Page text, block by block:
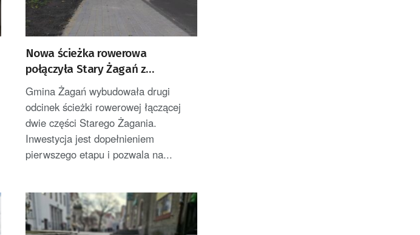
Nowa ścieżka rowerowa
połączyła Stary Żagań z
Żaganówkiem
Gmina Żagań wybudowała drugi
odcinek ścieżki rowerowej łączącej
dwie części Starego Żagania.
Inwestycja jest dopełnieniem
pierwszego etapu i pozwala na...